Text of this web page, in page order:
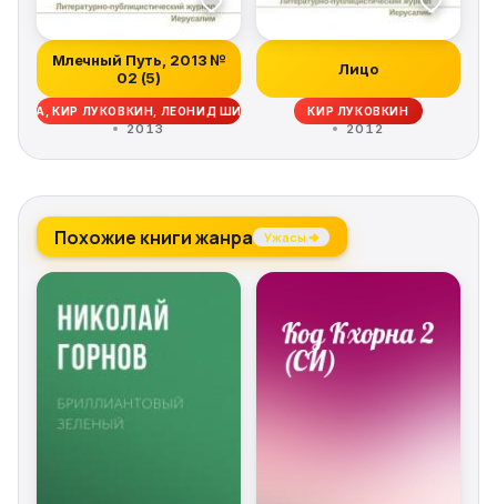
Млечный Путь, 2013 №
02 (5)
КИР ЛУКОВКИН, ЛЕОНИД ШИФМАН, ЮРИЙ ЛЕБЕДЕВ, ОЛЕСЯ
2013
Лицо
КИР ЛУКОВКИН
2012
Похожие книги жанра Ужасы →